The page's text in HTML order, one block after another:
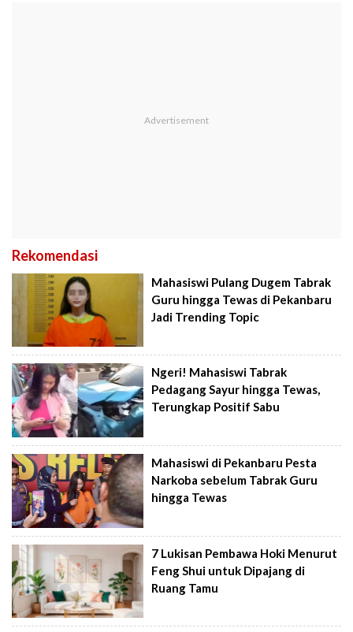
Rekomendasi
Mahasiswi Pulang Dugem Tabrak
Guru hingga Tewas di Pekanbaru
Jadi Trending Topic
Ngeri! Mahasiswi Tabrak
Pedagang Sayur hingga Tewas,
Terungkap Positif Sabu
Mahasiswi di Pekanbaru Pesta
Narkoba sebelum Tabrak Guru
hingga Tewas
7 Lukisan Pembawa Hoki Menurut
Feng Shui untuk Dipajang di
Ruang Tamu